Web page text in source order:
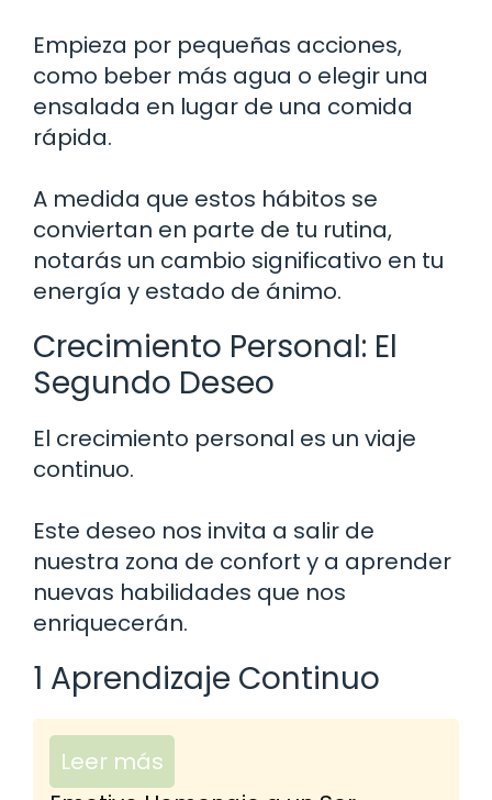
Empieza por pequeñas acciones,
como beber más agua o elegir una
ensalada en lugar de una comida
rápida.
A medida que estos hábitos se
conviertan en parte de tu rutina,
notarás un cambio significativo en tu
energía y estado de ánimo.
Crecimiento Personal: El
Segundo Deseo
El crecimiento personal es un viaje
continuo.
Este deseo nos invita a salir de
nuestra zona de confort y a aprender
nuevas habilidades que nos
enriquecerán.
1 Aprendizaje Continuo
Leer más